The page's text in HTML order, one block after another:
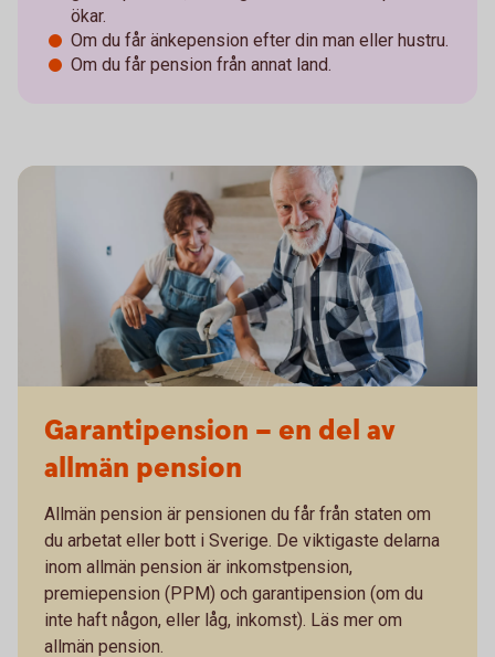
ökar.
Om du får änkepension efter din man eller hustru.
Om du får pension från annat land.
Garantipension – en del av
allmän pension
Allmän pension är pensionen du får från staten om
du arbetat eller bott i Sverige. De viktigaste delarna
inom allmän pension är inkomstpension,
premiepension (PPM) och garantipension (om du
inte haft någon, eller låg, inkomst). Läs mer om
allmän pension.